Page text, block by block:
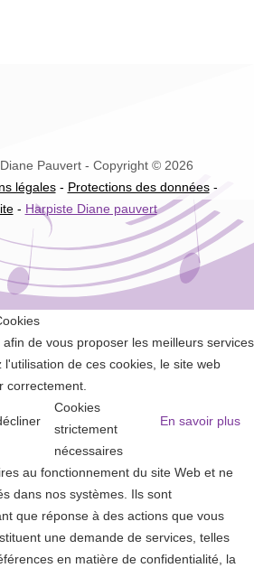
Pauvert - Copyright © 2026
légales- Protections des données-
- Harpiste Diane pauvert
de vous proposer les meilleurs services
l'utilisation de ces cookies, le site web
correctement.
En savoir plus
Cookies
strictement
nécessaires
au fonctionnement du site Web et ne
dans nos systèmes. Ils sont
que réponse à des actions que vous
une demande de services, telles
en matière de confidentialité, la